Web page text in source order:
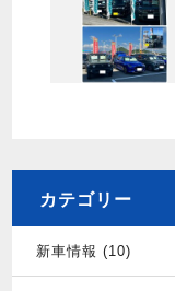
カテゴリー
新車情報 (10)